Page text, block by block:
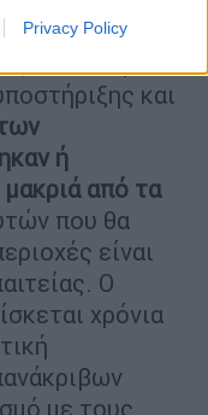
Privacy Policy
με το έργο
και
ή
από τα
που θα
είναι
Ο
χρόνια
με τους